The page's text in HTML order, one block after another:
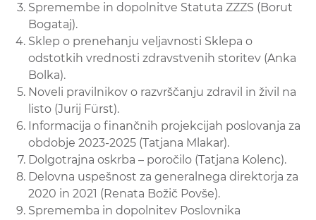
Spremembe in dopolnitve Statuta ZZZS (Borut
Bogataj).
Sklep o prenehanju veljavnosti Sklepa o
odstotkih vrednosti zdravstvenih storitev (Anka
Bolka).
Noveli pravilnikov o razvrščanju zdravil in živil na
listo (Jurij Fürst).
Informacija o finančnih projekcijah poslovanja za
obdobje 2023-2025 (Tatjana Mlakar).
Dolgotrajna oskrba – poročilo (Tatjana Kolenc).
Delovna uspešnost za generalnega direktorja za
2020 in 2021 (Renata Božič Povše).
Sprememba in dopolnitev Poslovnika